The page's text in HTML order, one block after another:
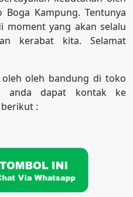
Kampung. Tentunya
moment yang akan selalu
kerabat kita. Selamat
oleh bandung di toko
anda dapat kontak ke
: